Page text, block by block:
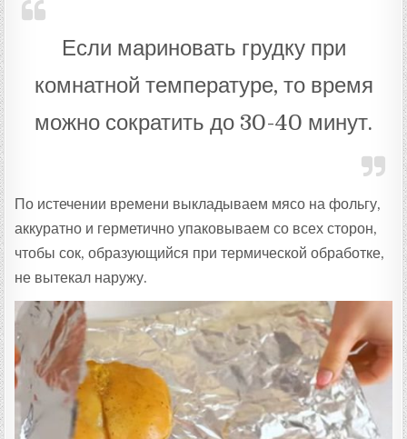
Если мариновать грудку при
комнатной температуре, то время
можно сократить до 30-40 минут.
По истечении времени выкладываем мясо на фольгу,
аккуратно и герметично упаковываем со всех сторон,
чтобы сок, образующийся при термической обработке,
не вытекал наружу.